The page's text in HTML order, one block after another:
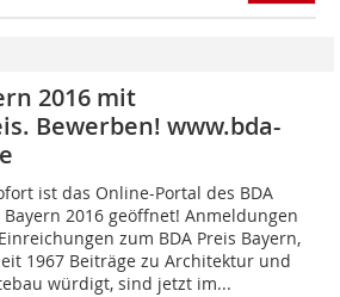
2016 mit
Bewerben! www.bda-
ist das Online-Portal des BDA
Bayern 2016 geöffnet! Anmeldungen
zum BDA Preis Bayern,
1967 Beiträge zu Architektur und
würdigt, sind jetzt im...